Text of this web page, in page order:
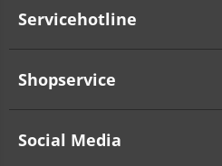
Servicehotline
Shopservice
Social Media